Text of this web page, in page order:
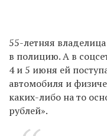
55-летняя
в полицию. А в
4 и 5 июня ей
автомобиля и
каких-либо на то
рублей».